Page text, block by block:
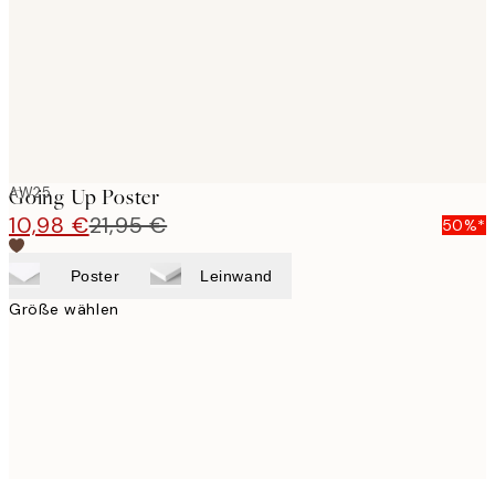
AW25
Going Up Poster
10,98 €21,95 € 50%*
Poster Leinwand
Größe wählen